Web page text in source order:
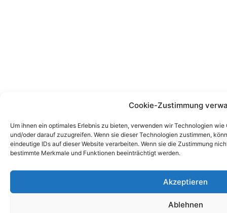
Cookie-Zustimmung
Um ihnen ein optimales Erlebnis zu bieten, verwenden wir Technologien
und/oder darauf zuzugreifen. Wenn sie dieser Technologien zustimmen,
eindeutige IDs auf dieser Website verarbeiten. Wenn sie die Zustimmung
bestimmte Merkmale und Funktionen beeinträchtigt werden.
Akzeptieren
Ablehnen